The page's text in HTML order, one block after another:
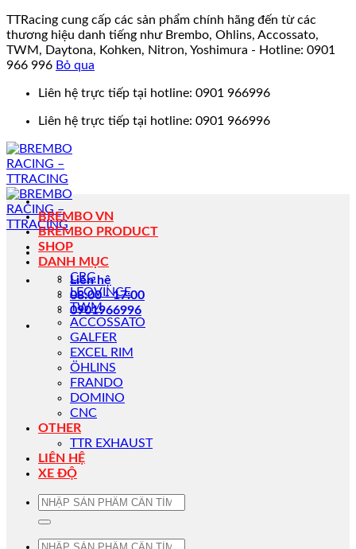
TTRacing cung cấp các sản phẩm chính hãng đến từ các
thương hiệu danh tiếng như Brembo, Ohlins, Accossato,
TWM, Daytona, Kohken, Nitron, Yoshimura - Hotline: 0901
966 996 Bỏ qua
Liên hệ trực tiếp tại hotline: 0901 966996
Liên hệ trực tiếp tại hotline: 0901 966996
Liên hệ
08:00 - 17:00
0901966996
BREMBO VN
BREMBO PRODUCT
SHOP
DANH MỤC
CRG
LEOVINCE
TWM
ACCOSSATO
GALFER
EXCEL RIM
ÖHLINS
FRANDO
DOMINO
CNC
OTHER
TTR EXHAUST
LIÊN HỆ
XE ĐỘ
Tìm
Tìm